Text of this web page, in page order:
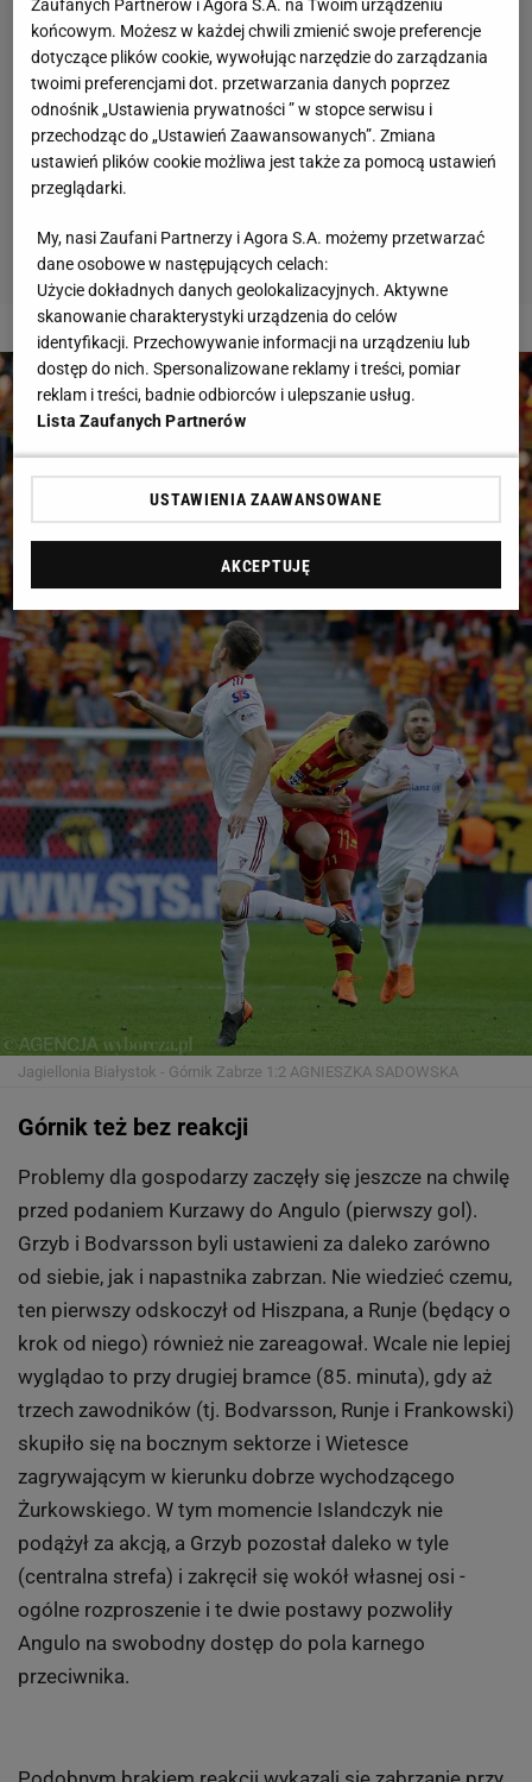
2 z 6
Jagiellonia Białystok - Górnik Zabrze 1:2 AGNIESZKA SADOWSKA
Górnik też bez reakcji
Problemy dla gospodarzy zaczęły się jeszcze na chwilę
przed podaniem Kurzawy do Angulo (pierwszy gol).
Grzyb i Bodvarsson byli ustawieni za daleko zarówno
od siebie, jak i napastnika zabrzan. Nie wiedzieć czemu,
ten pierwszy odskoczył od Hiszpana, a Runje (będący o
krok od niego) również nie zareagował. Wcale nie lepiej
wyglądao to przy drugiej bramce (85. minuta), gdy aż
trzech zawodników (tj. Bodvarsson, Runje i Frankowski)
skupiło się na bocznym sektorze i Wietesce
zagrywającym w kierunku dobrze wychodzącego
Żurkowskiego. W tym momencie Islandczyk nie
podążył za akcją, a Grzyb pozostał daleko w tyle
(centralna strefa) i zakręcił się wokół własnej osi -
ogólne rozproszenie i te dwie postawy pozwoliły
Angulo na swobodny dostęp do pola karnego
przeciwnika.
Zaufanych Partnerów i Agora S.A. na Twoim urządzeniu
końcowym. Możesz w każdej chwili zmienić swoje preferencje
dotyczące plików cookie, wywołując narzędzie do zarządzania
twoimi preferencjami dot. przetwarzania danych poprzez
odnośnik „Ustawienia prywatności ” w stopce serwisu i
przechodząc do „Ustawień Zaawansowanych”. Zmiana
ustawień plików cookie możliwa jest także za pomocą ustawień
przeglądarki.
My, nasi Zaufani Partnerzy i Agora S.A. możemy przetwarzać
dane osobowe w następujących celach:
Użycie dokładnych danych geolokalizacyjnych. Aktywne
skanowanie charakterystyki urządzenia do celów
identyfikacji. Przechowywanie informacji na urządzeniu lub
dostęp do nich. Spersonalizowane reklamy i treści, pomiar
reklam i treści, badnie odbiorców i ulepszanie usług.
Lista Zaufanych Partnerów
USTAWIENIA ZAAWANSOWANE
AKCEPTUJĘ